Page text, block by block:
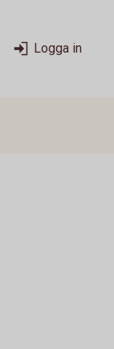
Logga in